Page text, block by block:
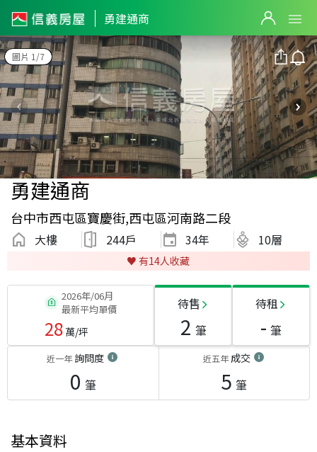
勇建通商
圖片 1/7
勇建通商
台中市西屯區寶慶街,西屯區河南路二段
大樓 244戶 34年 10層
♥️ 有14人收藏
2026年/06月
最新平均單價
28萬/坪
待售
2 筆
待租
- 筆
近一年詢問度
0 筆
近五年成交
5 筆
基本資料